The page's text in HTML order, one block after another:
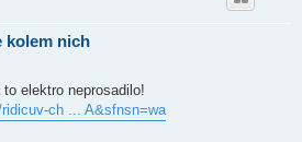
kolem nich
elektro neprosadilo!
ch ... A&sfnsn=wa